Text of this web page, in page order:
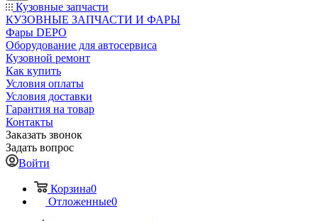
Кузовные запчасти
КУЗОВНЫЕ ЗАПЧАСТИ И ФАРЫ
Фары DEPO
Оборудование для автосервиса
Кузовной ремонт
Как купить
Условия оплаты
Условия доставки
Гарантия на товар
Контакты
Заказать звонок
Задать вопрос
Войти
Корзина0
Отложенные0